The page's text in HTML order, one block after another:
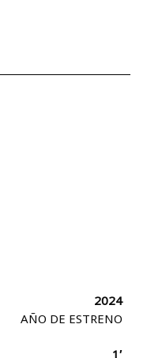
2024
AÑO DE ESTRENO